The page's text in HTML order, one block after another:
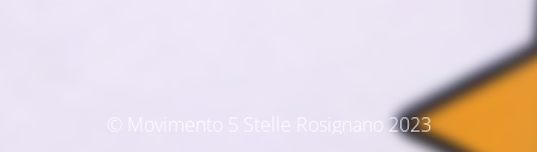
© Movimento 5 Stelle Rosignano 2023